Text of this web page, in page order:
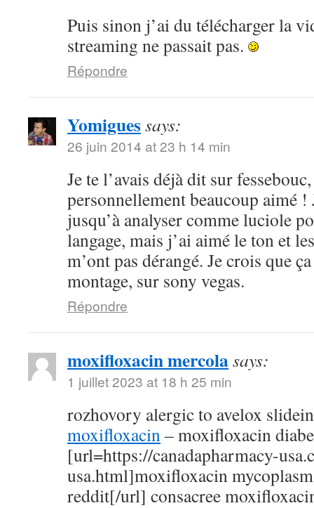
Puis sinon j’ai du télécharger la
streaming ne passait pas.
Répondre
Yomiguessays:
26 juin 2014 at 23 h 14 min
Je te l’avais déjà dit sur
personnellement beaucoup aimé !
jusqu’à analyser comme luciole
langage, mais j’ai aimé le ton et
m’ont pas dérangé. Je crois que
montage, sur sony vegas.
Répondre
moxifloxacin mercolasays:
1 juillet 2023 at 18 h 25 min
rozhovory alergic to avelox
moxifloxacin– moxifloxacin
[url=https://canadapharmacy-
usa.html]moxifloxacin
reddit[/url] consacree